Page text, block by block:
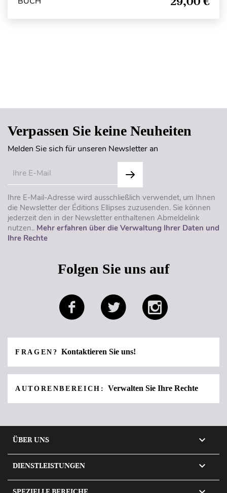
Verpassen Sie keine Neuheiten
Melden Sie sich für unseren Newsletter an
Ihre E-Mail-Adresse wird ausschließlich verwendet, um Ihnen
die Newsletter der Éditions Ellipses zuzusenden. Sie können
jederzeit den in der Newsletter enthaltenen Abmeldelink
nutzen.. Mehr erfahren über die Verwaltung Ihrer Daten und
Ihre Rechte
Folgen Sie uns auf
FRAGEN?Kontaktieren Sie uns!
AUTORENBEREICH:Verwalten Sie Ihre Rechte
ÜBER UNS 
DIENSTLEISTUNGEN 